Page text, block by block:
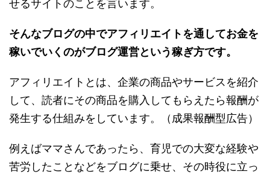
せるサイトのことを言います。
そんなブログの中でアフィリエイトを通してお金を
稼いでいくのがブログ運営という稼ぎ方です。
アフィリエイトとは、企業の商品やサービスを紹介
して、読者にその商品を購入してもらえたら報酬が
発生する仕組みをしています。（成果報酬型広告）
例えばママさんであったら、育児での大変な経験や
苦労したことなどをブログに乗せ、その時役に立っ